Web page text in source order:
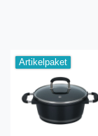
Artikelpaket